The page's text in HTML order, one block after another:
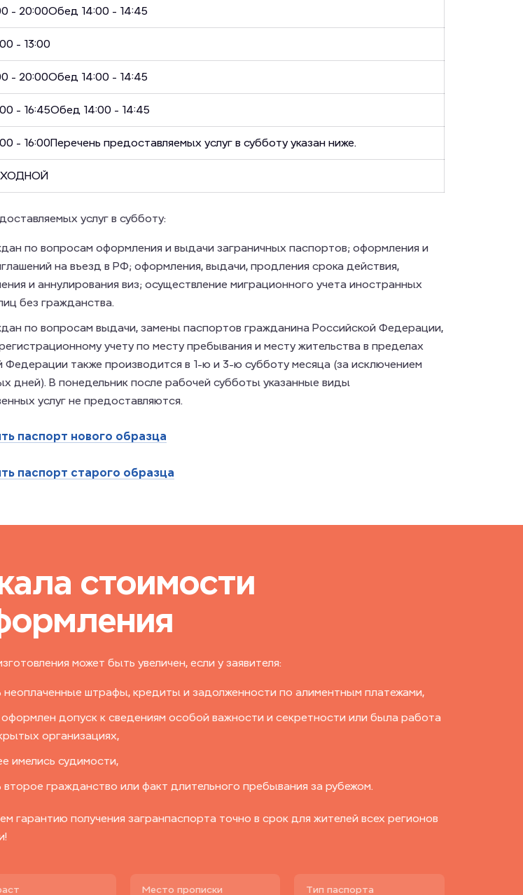
- 20:00Обед 14:00 - 14:45
- 13:00
- 20:00Обед 14:00 - 14:45
- 16:45Обед 14:00 - 14:45
- 16:00Перечень предоставляемых услуг в субботу указан ниже.
услуг в субботу:
по вопросам оформления и выдачи заграничных паспортов; оформления и
на въезд в РФ; оформления, выдачи, продления срока действия,
и аннулирования виз; осуществление миграционного учета иностранных
без гражданства.
по вопросам выдачи, замены паспортов гражданина Российской Федерации,
учету по месту пребывания и месту жительства в пределах
Федерации также производится в 1-ю и 3-ю субботу месяца (за исключением
дней). В понедельник после рабочей субботы указанные виды
услуг не предоставляются.
паспорт нового образца
паспорт старого образца
стоимости
может быть увеличен, если у заявителя:
неоплаченные штрафы, кредиты и задолженности по алиментным платежами,
допуск к сведениям особой важности и секретности или была работа
организациях,
имелись судимости,
второе гражданство или факт длительного пребывания за рубежом.
гарантию получения загранпаспорта точно в срок для жителей всех регионов
Место прописки Тип паспорта